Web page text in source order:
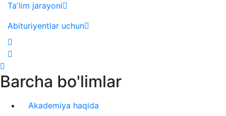
Taʼlim jarayoni
Abituriyentlar uchun
Barcha bo'limlar
Akademiya haqida